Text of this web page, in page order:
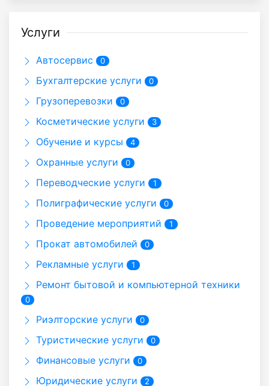
Услуги
Автосервис 0
Бухгалтерские услуги 0
Грузоперевозки 0
Косметические услуги 3
Обучение и курсы 4
Охранные услуги 0
Переводческие услуги 1
Полиграфические услуги 0
Проведение мероприятий 1
Прокат автомобилей 0
Рекламные услуги 1
Ремонт бытовой и компьютерной техники
0
Риэлторские услуги 0
Туристические услуги 0
Финансовые услуги 0
Юридические услуги 2